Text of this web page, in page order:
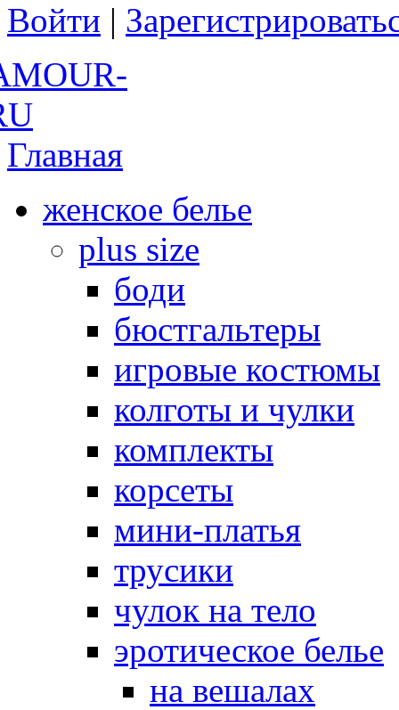
Войти |
Главная
женское белье
plus size
боди
бюстгальтеры
игровые костюмы
колготы и чулки
комплекты
корсеты
мини-платья
трусики
чулок на тело
эротическое белье
на вешалах